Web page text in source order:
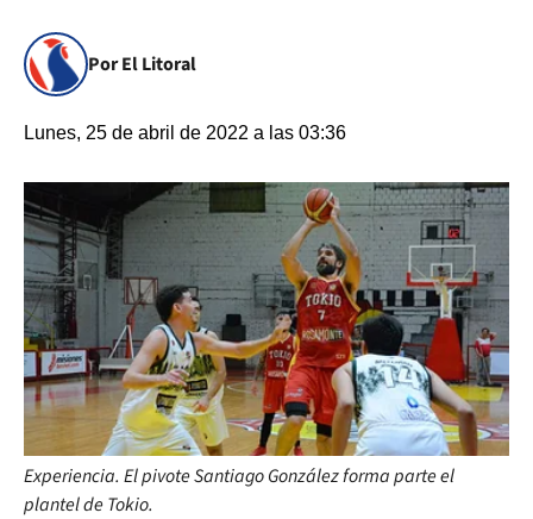
Por El Litoral
Lunes, 25 de abril de 2022 a las 03:36
Experiencia. El pivote Santiago González forma parte el
plantel de Tokio.